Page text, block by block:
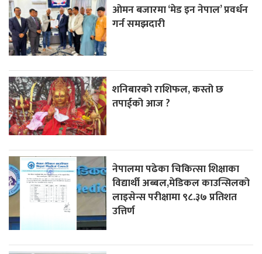
ओमन बजारमा ‘मेड इन नेपाल’ प्रवर्धन
गर्न समझदारी
शनिबारको राशिफल, कस्तो छ
तपाईको आज ?
नेपालमा पढेका चिकित्सा शिक्षाका
विद्यार्थी अब्बल,मेडिकल काउन्सिलको
लाइसेन्स परीक्षामा ९८.३७ प्रतिशत
उत्तिर्ण